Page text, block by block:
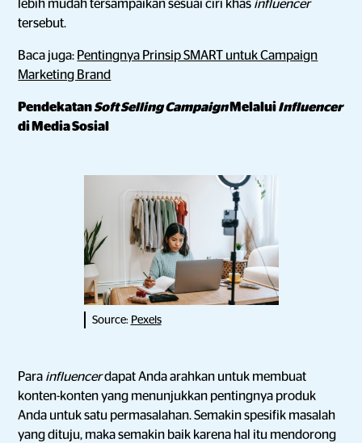
lebih mudah tersampaikan sesuai ciri khas influencer
tersebut.
Baca juga: Pentingnya Prinsip SMART untuk Campaign
Marketing Brand
PendekatanSoft Selling Campaign MelaluiInfluencer
di Media Sosial
Source: Pexels
Para influencerdapat Anda arahkan untuk membuat
konten-konten yang menunjukkan pentingnya produk
Anda untuk satu permasalahan. Semakin spesifik masalah
yang dituju, maka semakin baik karena hal itu mendorong